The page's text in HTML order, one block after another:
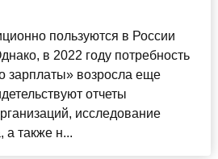
пользуются в России
в 2022 году потребность
зарплаты» возросла еще
отчеты
исследование
а также н...